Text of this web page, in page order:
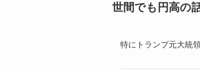
世間でも円高の
特にトランプ元大統